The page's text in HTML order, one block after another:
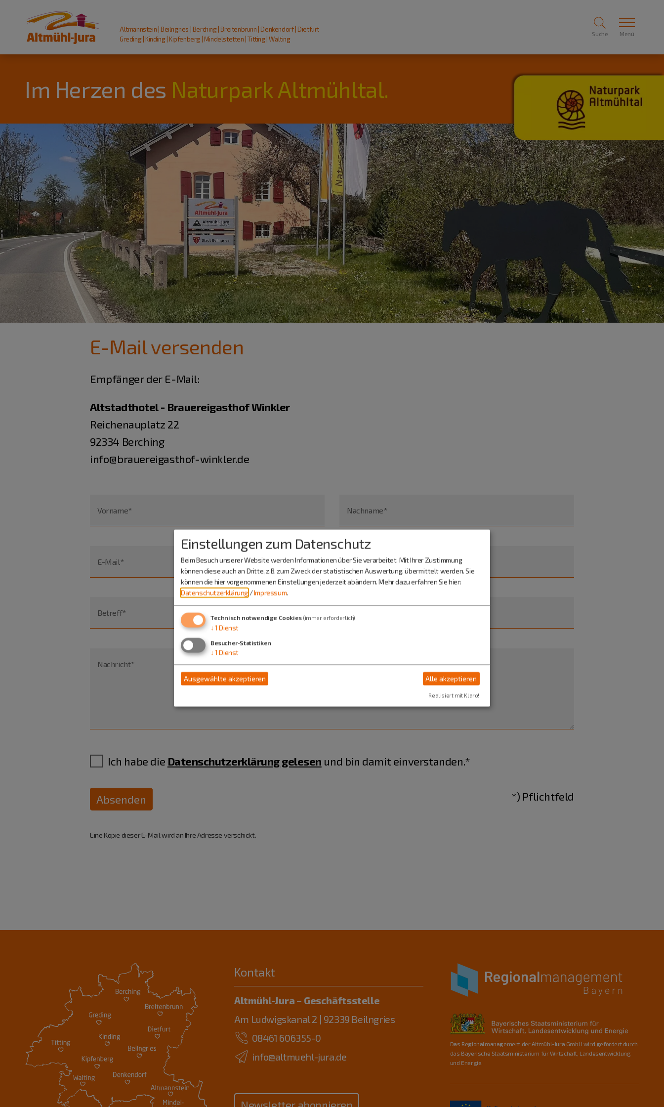
Altmannstein | Beilngries | Berching | Breitenbrunn | Denkendorf | Dietfurt
Greding | Kinding | Kipfenberg | Mindelstetten | Titting | Walting
Suche Menü
Im Herzen des Naturpark Altmühltal.
E-Mail versenden
Empfänger der E-Mail:
Altstadthotel - Brauereigasthof Winkler
Reichenauplatz 22
92334 Berching
info@brauereigasthof-winkler.de
Vorname* Nachname*
E-Mail*
Betreff*
Nachricht*
Ich habe die Datenschutzerklärung gelesen und bin damit einverstanden.*
Absenden *) Pflichtfeld
Eine Kopie dieser E-Mail wird an Ihre Adresse verschickt.
Kontakt
Altmühl-Jura – Geschäftsstelle
Am Ludwigskanal 2 | 92339 Beilngries
08461 606355-0
info@altmuehl-jura.de
Das Regionalmanagement der Altmühl-Jura GmbH wird gefördert durch
das Bayerische Staatsministerium für Wirtschaft, Landesentwicklung
und Energie.
Einstellungen zum Datenschutz
Beim Besuch unserer Website werden Informationen über Sie verarbeitet. Mit Ihrer Zustimmung
können diese auch an Dritte, z.B. zum Zweck der statistischen Auswertung, übermittelt werden. Sie
können die hier vorgenommenen Einstellungen jederzeit abändern. Mehr dazu erfahren Sie hier:
Datenschutzerklärung /Impressum.
Technisch notwendige Cookies (immer erforderlich)
↓ 1 Dienst
Besucher-Statistiken
↓ 1 Dienst
Ausgewählte akzeptieren Alle akzeptieren
Realisiert mit Klaro!